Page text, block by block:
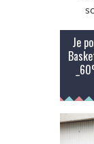
Je